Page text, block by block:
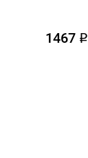
1467 q